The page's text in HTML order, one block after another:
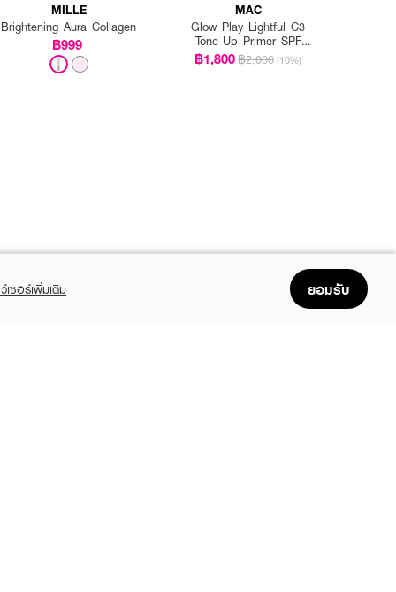
MILLE
Brightening Aura Collagen
฿999
MAC
Glow Play Lightful C3
Tone-Up Primer SPF
50+/PA+++
฿1,800฿2,000 (10%)
เซอร์เพิ่มเติม ยอมรับ